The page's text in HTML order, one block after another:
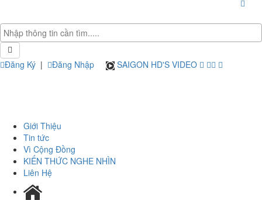
Đăng Ký | Đăng Nhập SAIGON HD'S VIDEO
Giới Thiệu
Tin tức
Vì Cộng Đồng
KIẾN THỨC NGHE NHÌN
Liên Hệ